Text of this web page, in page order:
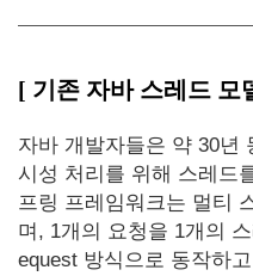
[ 기존 자바 스레드 모
자바 개발자들은 약 30년
시성 처리를 위해 스레드
프링 프레임워크는 멀티
며, 1개의 요청을 1개의
equest 방식으로 동작하